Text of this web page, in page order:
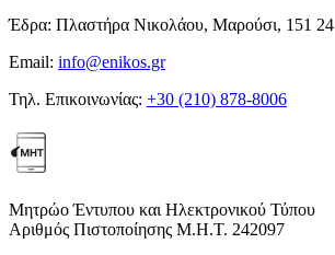
Έδρα: Πλαστήρα Νικολάου, Μαρούσι, 151 24
Email: info@enikos.gr
Τηλ. Επικοινωνίας: +30 (210) 878-8006
Μητρώο Έντυπου και Ηλεκτρονικού Τύπου
Αριθμός Πιστοποίησης Μ.Η.Τ. 242097